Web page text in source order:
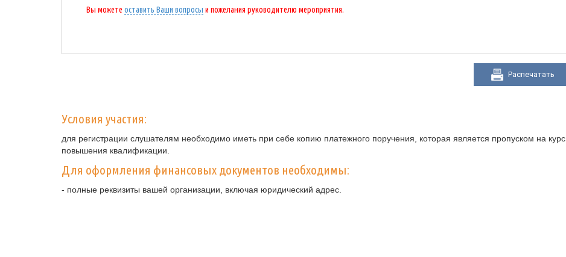
Вы можете оставить Ваши вопросы и пожелания руководителю мероприятия.
Распечатать
Условия участия:
для регистрации слушателям необходимо иметь при себе копию платежного поручения, которая является пропуском на курс
повышения квалификации.
Для оформления финансовых документов необходимы:
- полные реквизиты вашей организации, включая юридический адрес.